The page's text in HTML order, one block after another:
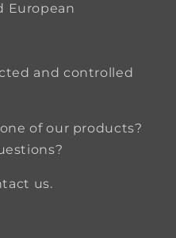
European
and controlled
of our products?
us.